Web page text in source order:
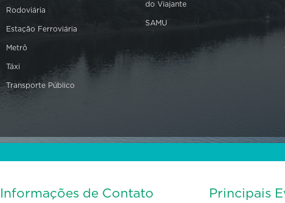
Rodoviária
Estação Ferroviária
Metrô
Táxi
Transporte Público
do Viajante
SAMU
Informações de Contato Principais